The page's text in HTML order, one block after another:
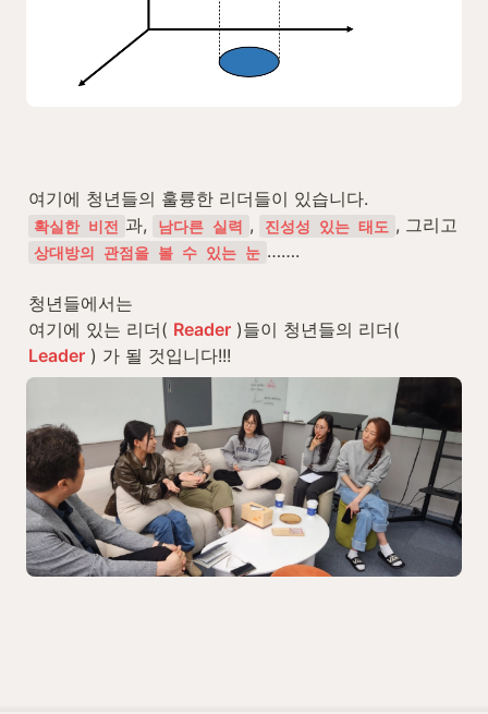
확실한 비전 과, 남다른 실력 , 진성성 있는 태도
상대방의 관점을 볼 수 있는 눈 …….
청년들에서는
여기에 있는 리더( Reader
Leader ) 가 될 것입니다!!!